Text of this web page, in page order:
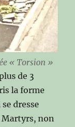
« Torsion »
de 3
la forme
dresse
Martyrs, non